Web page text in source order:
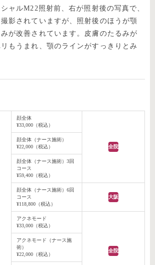
ャルM22照射前、右が照射後の写真で、
影されていますが、照射後のほうが顎
が改善されています。皮膚のたるみが
もうまれ、顎のラインがすっきりとみ
顔全体
¥33,000（税込）
全院
顔全体（ナース施術）
¥22,000（税込）
顔全体（ナース施術）3回
コース
¥59,400（税込）
顔全体（ナース施術）6回
コース
¥118,800（税込）
大阪
アクネモード
¥33,000（税込）
全院
アクネモード（ナース施
術）
¥22,000（税込）